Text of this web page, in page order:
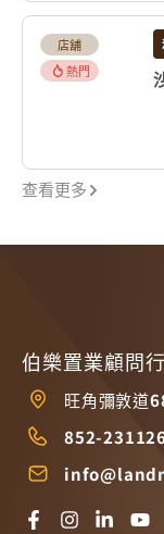
查看更多
店舖
熱門
伯樂置業顧問
旺角彌敦道
852-